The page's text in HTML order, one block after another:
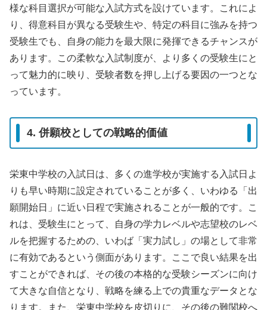
様な科目選択が可能な入試方式を設けています。これによ
り、得意科目が異なる受験生や、特定の科目に強みを持つ
受験生でも、自身の能力を最大限に発揮できるチャンスが
あります。この柔軟な入試制度が、より多くの受験生にと
って魅力的に映り、受験者数を押し上げる要因の一つとな
っています。
4. 併願校としての戦略的価値
栄東中学校の入試日は、多くの進学校が実施する入試日よ
りも早い時期に設定されていることが多く、いわゆる「出
願開始日」に近い日程で実施されることが一般的です。こ
れは、受験生にとって、自身の学力レベルや志望校のレベ
ルを把握するための、いわば「実力試し」の場として非常
に有効であるという側面があります。ここで良い結果を出
すことができれば、その後の本格的な受験シーズンに向け
て大きな自信となり、戦略を練る上での貴重なデータとな
ります。また、栄東中学校を皮切りに、その後の難関校へ